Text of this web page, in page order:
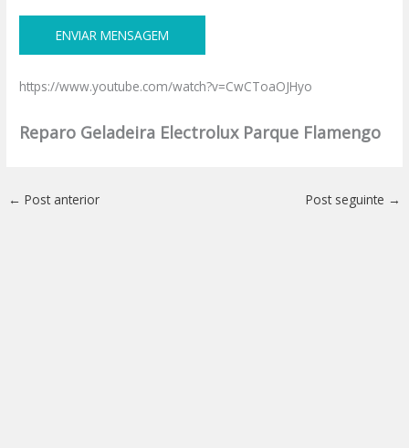
https://www.youtube.com/watch?v=CwCToaOJHyo
Reparo Geladeira Electrolux Parque Flamengo
← Post anterior Post seguinte →